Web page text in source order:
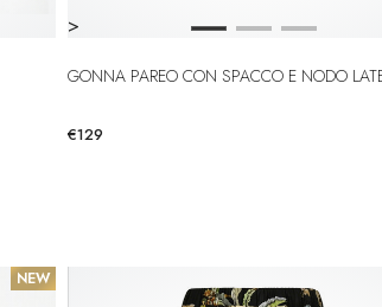
>
GONNA PAREO CON SPACCO E NODO
€129
NEW